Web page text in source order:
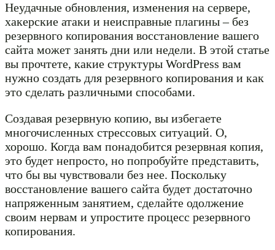
Неудачные обновления, изменения на сервере,
хакерские атаки и неисправные плагины – без
резервного копирования восстановление вашего
сайта может занять дни или недели. В этой статье
вы прочтете, какие структуры WordPress вам
нужно создать для резервного копирования и как
это сделать различными способами.
Создавая резервную копию, вы избегаете
многочисленных стрессовых ситуаций. О,
хорошо. Когда вам понадобится резервная копия,
это будет непросто, но попробуйте представить,
что бы вы чувствовали без нее. Поскольку
восстановление вашего сайта будет достаточно
напряженным занятием, сделайте одолжение
своим нервам и упростите процесс резервного
копирования.